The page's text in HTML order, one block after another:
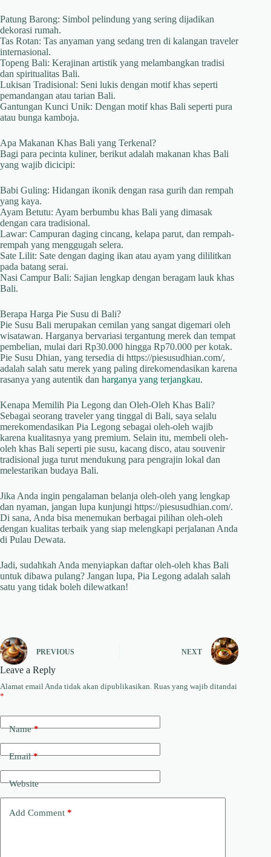
Patung Barong: Simbol pelindung yang sering dijadikan
dekorasi rumah.
Tas Rotan: Tas anyaman yang sedang tren di kalangan traveler
internasional.
Topeng Bali: Kerajinan artistik yang melambangkan tradisi
dan spiritualitas Bali.
Lukisan Tradisional: Seni lukis dengan motif khas seperti
pemandangan atau tarian Bali.
Gantungan Kunci Unik: Dengan motif khas Bali seperti pura
atau bunga kamboja.
Apa Makanan Khas Bali yang Terkenal?
Bagi para pecinta kuliner, berikut adalah makanan khas Bali
yang wajib dicicipi:
Babi Guling: Hidangan ikonik dengan rasa gurih dan rempah
yang kaya.
Ayam Betutu: Ayam berbumbu khas Bali yang dimasak
dengan cara tradisional.
Lawar: Campuran daging cincang, kelapa parut, dan rempah-
rempah yang menggugah selera.
Sate Lilit: Sate dengan daging ikan atau ayam yang dililitkan
pada batang serai.
Nasi Campur Bali: Sajian lengkap dengan beragam lauk khas
Bali.
Berapa Harga Pie Susu di Bali?
Pie Susu Bali merupakan cemilan yang sangat digemari oleh
wisatawan. Harganya bervariasi tergantung merek dan tempat
pembelian, mulai dari Rp30.000 hingga Rp70.000 per kotak.
Pie Susu Dhian, yang tersedia di https://piesusudhian.com/,
adalah salah satu merek yang paling direkomendasikan karena
rasanya yang autentik dan harganya yang terjangkau.
Kenapa Memilih Pia Legong dan Oleh-Oleh Khas Bali?
Sebagai seorang traveler yang tinggal di Bali, saya selalu
merekomendasikan Pia Legong sebagai oleh-oleh wajib
karena kualitasnya yang premium. Selain itu, membeli oleh-
oleh khas Bali seperti pie susu, kacang disco, atau souvenir
tradisional juga turut mendukung para pengrajin lokal dan
melestarikan budaya Bali.
Jika Anda ingin pengalaman belanja oleh-oleh yang lengkap
dan nyaman, jangan lupa kunjungi https://piesusudhian.com/.
Di sana, Anda bisa menemukan berbagai pilihan oleh-oleh
dengan kualitas terbaik yang siap melengkapi perjalanan Anda
di Pulau Dewata.
Jadi, sudahkah Anda menyiapkan daftar oleh-oleh khas Bali
untuk dibawa pulang? Jangan lupa, Pia Legong adalah salah
satu yang tidak boleh dilewatkan!
PREVIOUS NEXT
Leave a Reply
Alamat email Anda tidak akan dipublikasikan. Ruas yang wajib ditandai
*
Name*
Email*
Website
Add Comment *